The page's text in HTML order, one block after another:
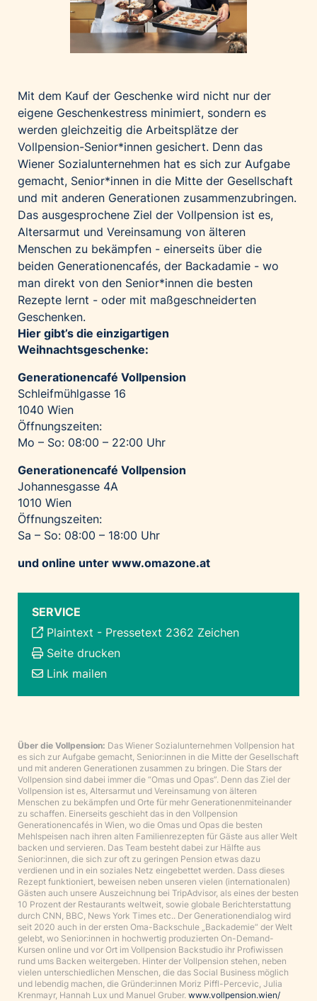
Mit dem Kauf der Geschenke wird nicht nur der
eigene Geschenkestress minimiert, sondern es
werden gleichzeitig die Arbeitsplätze der
Vollpension-Senior*innen gesichert. Denn das
Wiener Sozialunternehmen hat es sich zur Aufgabe
gemacht, Senior*innen in die Mitte der Gesellschaft
und mit anderen Generationen zusammenzubringen.
Das ausgesprochene Ziel der Vollpension ist es,
Altersarmut und Vereinsamung von älteren
Menschen zu bekämpfen - einerseits über die
beiden Generationencafés, der Backadamie - wo
man direkt von den Senior*innen die besten
Rezepte lernt - oder mit maßgeschneiderten
Geschenken.
Hier gibt’s die einzigartigen
Weihnachtsgeschenke:
Generationencafé Vollpension
Schleifmühlgasse 16
1040 Wien
Öffnungszeiten:
Mo – So: 08:00 – 22:00 Uhr
Generationencafé Vollpension
Johannesgasse 4A
1010 Wien
Öffnungszeiten:
Sa – So: 08:00 – 18:00 Uhr
und online unter www.omazone.at
SERVICE
Plaintext - Pressetext 2362 Zeichen
Seite drucken
Link mailen
Über die Vollpension: Das Wiener Sozialunternehmen Vollpension hat
es sich zur Aufgabe gemacht, Senior:innen in die Mitte der Gesellschaft
und mit anderen Generationen zusammen zu bringen. Die Stars der
Vollpension sind dabei immer die “Omas und Opas”. Denn das Ziel der
Vollpension ist es, Altersarmut und Vereinsamung von älteren
Menschen zu bekämpfen und Orte für mehr Generationenmiteinander
zu schaffen. Einerseits geschieht das in den Vollpension
Generationencafés in Wien, wo die Omas und Opas die besten
Mehlspeisen nach ihren alten Familienrezepten für Gäste aus aller Welt
backen und servieren. Das Team besteht dabei zur Hälfte aus
Senior:innen, die sich zur oft zu geringen Pension etwas dazu
verdienen und in ein soziales Netz eingebettet werden. Dass dieses
Rezept funktioniert, beweisen neben unseren vielen (internationalen)
Gästen auch unsere Auszeichnung bei TripAdvisor, als eines der besten
10 Prozent der Restaurants weltweit, sowie globale Berichterstattung
durch CNN, BBC, News York Times etc.. Der Generationendialog wird
seit 2020 auch in der ersten Oma-Backschule „Backademie“ der Welt
gelebt, wo Senior:innen in hochwertig produzierten On-Demand-
Kursen online und vor Ort im Vollpension Backstudio ihr Profiwissen
rund ums Backen weitergeben. Hinter der Vollpension stehen, neben
vielen unterschiedlichen Menschen, die das Social Business möglich
und lebendig machen, die Gründer:innen Moriz Piffl-Percevic, Julia
Krenmayr, Hannah Lux und Manuel Gruber. www.vollpension.wien/